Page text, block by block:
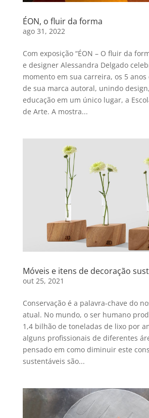
ÉON, o fluir da forma
ago 31, 2022
Com exposição “ÉON – O fluir da
e designer Alessandra Delgado
momento em sua carreira, os 5
de sua marca autoral, unindo
educação em um único lugar, a
de Arte. A mostra...
Móveis e itens de decoração
out 25, 2021
Conservação é a palavra-chave do
atual. No mundo, o ser humano
1,4 bilhão de toneladas de lixo por
alguns profissionais de diferentes
pensado em como diminuir este
sustentáveis são...